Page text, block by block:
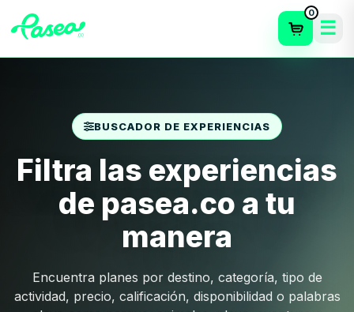
0
BUSCADOR DE EXPERIENCIAS
Filtra las experiencias
de pasea.co a tu
manera
Encuentra planes por destino, categoría, tipo de
actividad, precio, calificación, disponibilidad o palabras